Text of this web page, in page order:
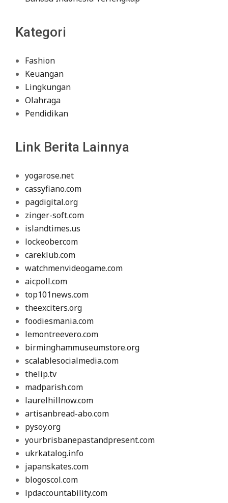
Kategori
Fashion
Keuangan
Lingkungan
Olahraga
Pendidikan
Link Berita Lainnya
yogarose.net
cassyfiano.com
pagdigital.org
zinger-soft.com
islandtimes.us
lockeober.com
careklub.com
watchmenvideogame.com
aicpoll.com
top101news.com
theexciters.org
foodiesmania.com
lemontreevero.com
birminghammuseumstore.org
scalablesocialmedia.com
thelip.tv
madparish.com
laurelhillnow.com
artisanbread-abo.com
pysoy.org
yourbrisbanepastandpresent.com
ukrkatalog.info
japanskates.com
blogoscol.com
lpdaccountability.com